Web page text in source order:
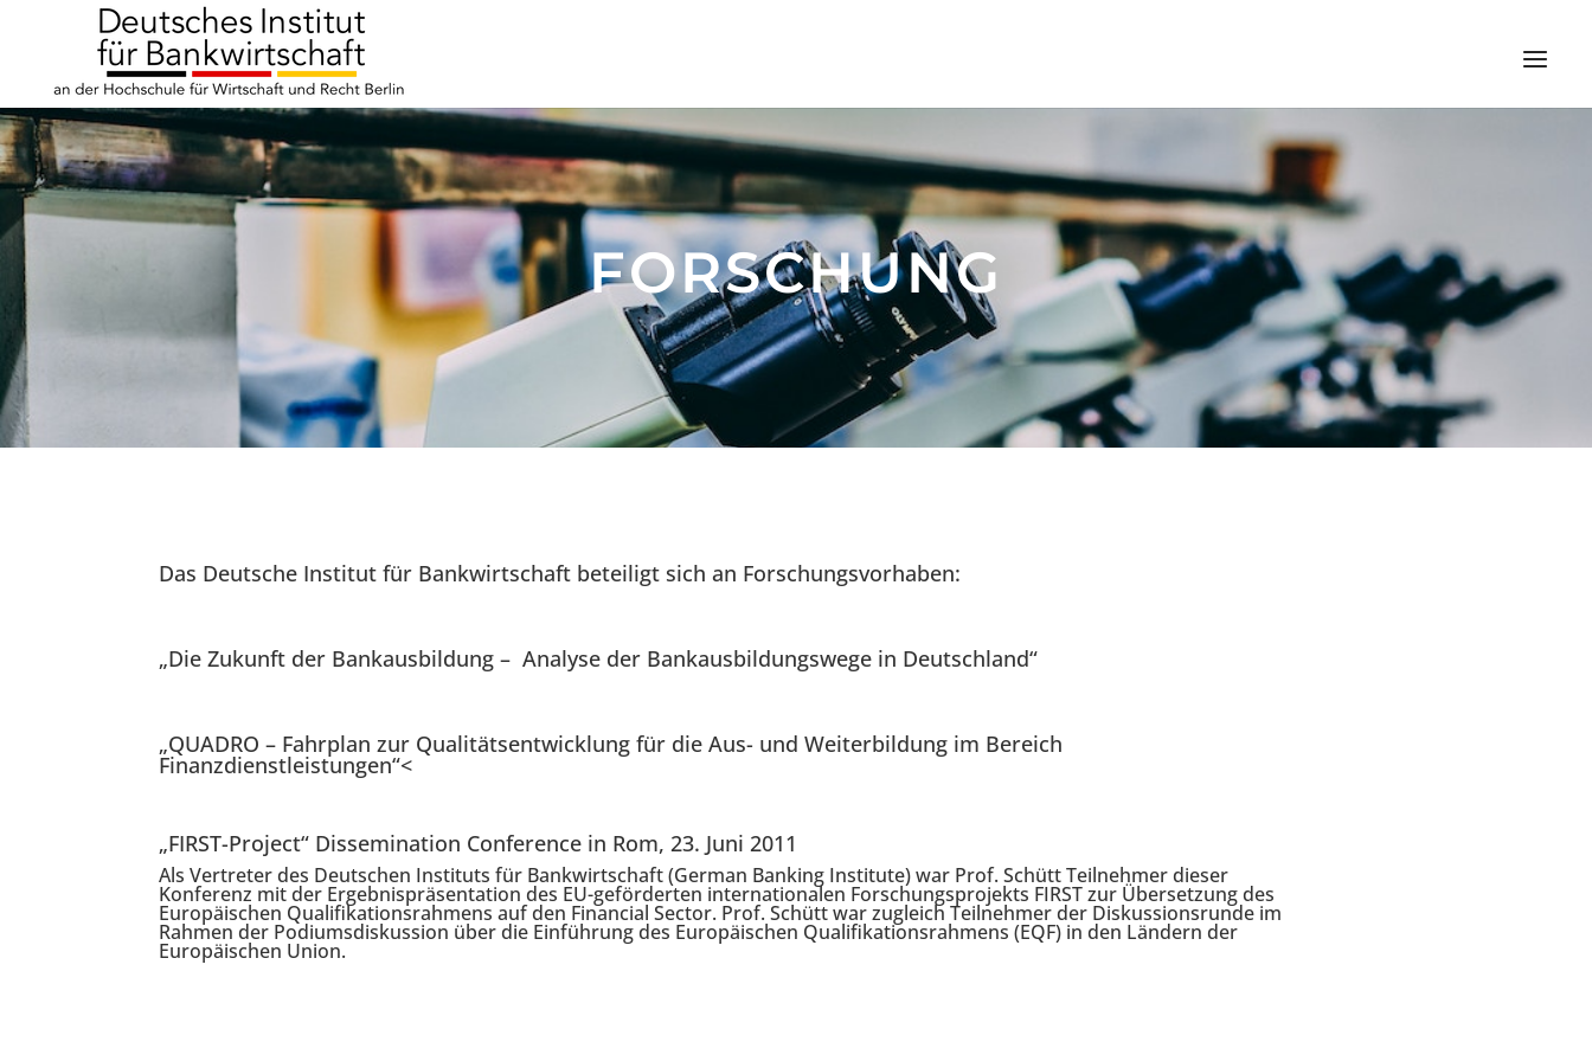
FORSCHUNG
Das Deutsche Institut für Bankwirtschaft beteiligt sich an Forschungsvorhaben:
„Die Zukunft der Bankausbildung – Analyse der Bankausbildungswege in Deutschland“
„QUADRO – Fahrplan zur Qualitätsentwicklung für die Aus- und Weiterbildung im Bereich
Finanzdienstleistungen“<
„FIRST-Project“ Dissemination Conference in Rom, 23. Juni 2011
Als Vertreter des Deutschen Instituts für Bankwirtschaft (German Banking Institute) war Prof. Schütt Teilnehmer dieser
Konferenz mit der Ergebnispräsentation des EU-geförderten internationalen Forschungsprojekts FIRST zur Übersetzung des
Europäischen Qualifikationsrahmens auf den Financial Sector. Prof. Schütt war zugleich Teilnehmer der Diskussionsrunde im
Rahmen der Podiumsdiskussion über die Einführung des Europäischen Qualifikationsrahmens (EQF) in den Ländern der
Europäischen Union.